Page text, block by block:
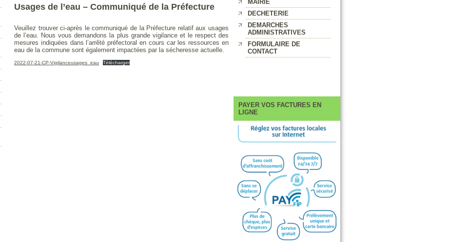
MAIRIE
DECHETERIE
DEMARCHES
ADMINISTRATIVES
FORMULAIRE DE
CONTACT
PAYER VOS FACTURES EN
LIGNE
Usages de l’eau – Communiqué de la Préfecture
Veuillez trouver ci-après le communiqué de la Préfecture relatif aux usages
de l’eau. Nous vous demandons la plus grande vigilance et le respect des
mesures indiquées dans l’arrêté préfectoral en cours car les ressources en
eau de la commune sont également impactées par la sécheresse actuelle.
2022-07-21-CP-Vigilanceusages_eau Télécharger